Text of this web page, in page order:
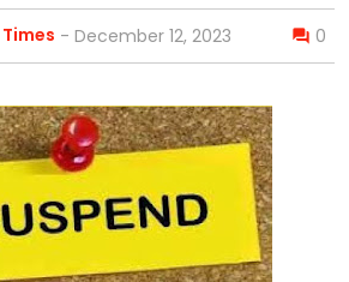
- December 12, 2023 0